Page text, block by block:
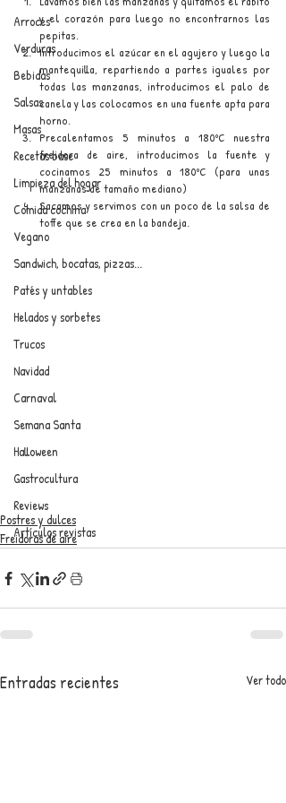
Arroces
Verduras
Bebidas
Salsas
Masas
Recetas base
Limpieza del hogar
Comida cochina
Vegano
Sandwich, bocatas, pizzas...
Patés y untables
Helados y sorbetes
Trucos
Navidad
Carnaval
Semana Santa
Halloween
Gastrocultura
Reviews
Artículos revistas
y el corazón para luego no encontrarnos las
pepitas.
Introducimos el azúcar en el agujero y luego la
mantequilla, repartiendo a partes iguales por
todas las manzanas, introducimos el palo de
canela y las colocamos en una fuente apta para
horno.
Precalentamos 5 minutos a 180ºC nuestra
freidora de aire, introducimos la fuente y
cocinamos 25 minutos a 180ºC (para unas
manzanas de tamaño mediano)
Sacamos y servimos con un poco de la salsa de
toffe que se crea en la bandeja.
Postres y dulces
Freidoras de aire
Entradas recientes Ver todo